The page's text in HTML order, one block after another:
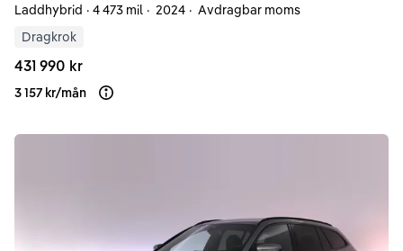
Laddhybrid · 4 473 mil · 2024 · Avdragbar moms
Dragkrok
431 990 kr
3 157 kr/mån Läs mer om finansiering